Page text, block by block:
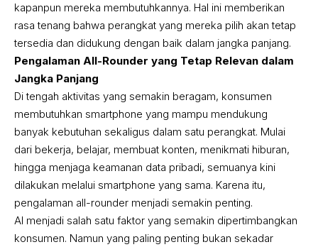
kapanpun mereka membutuhkannya. Hal ini memberikan
rasa tenang bahwa perangkat yang mereka pilih akan tetap
tersedia dan didukung dengan baik dalam jangka panjang.
Pengalaman All-Rounder yang Tetap Relevan dalam
Jangka Panjang
Di tengah aktivitas yang semakin beragam, konsumen
membutuhkan smartphone yang mampu mendukung
banyak kebutuhan sekaligus dalam satu perangkat. Mulai
dari bekerja, belajar, membuat konten, menikmati hiburan,
hingga menjaga keamanan data pribadi, semuanya kini
dilakukan melalui smartphone yang sama. Karena itu,
pengalaman all-rounder menjadi semakin penting.
AI menjadi salah satu faktor yang semakin dipertimbangkan
konsumen. Namun yang paling penting bukan sekadar